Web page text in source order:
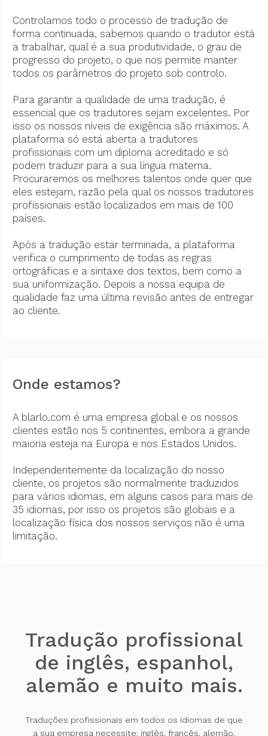
Controlamos todo o processo de tradução de
forma continuada, sabemos quando o tradutor está
a trabalhar, qual é a sua produtividade, o grau de
progresso do projeto, o que nos permite manter
todos os parâmetros do projeto sob controlo.
Para garantir a qualidade de uma tradução, é
essencial que os tradutores sejam excelentes. Por
isso os nossos níveis de exigência são máximos. A
plataforma só está aberta a tradutores
profissionais com um diploma acreditado e só
podem traduzir para a sua língua materna.
Procuraremos os melhores talentos onde quer que
eles estejam, razão pela qual os nossos tradutores
profissionais estão localizados em mais de 100
países.
Após a tradução estar terminada, a plataforma
verifica o cumprimento de todas as regras
ortográficas e a sintaxe dos textos, bem como a
sua uniformização. Depois a nossa equipa de
qualidade faz uma última revisão antes de entregar
ao cliente.
Onde estamos?
A blarlo.com é uma empresa global e os nossos
clientes estão nos 5 continentes, embora a grande
maioria esteja na Europa e nos Estados Unidos.
Independentemente da localização do nosso
cliente, os projetos são normalmente traduzidos
para vários idiomas, em alguns casos para mais de
35 idiomas, por isso os projetos são globais e a
localização física dos nossos serviços não é uma
limitação.
Tradução profissional
de inglês, espanhol,
alemão e muito mais.
Traduções profissionais em todos os idiomas de que
a sua empresa necessite: inglês, francês, alemão,